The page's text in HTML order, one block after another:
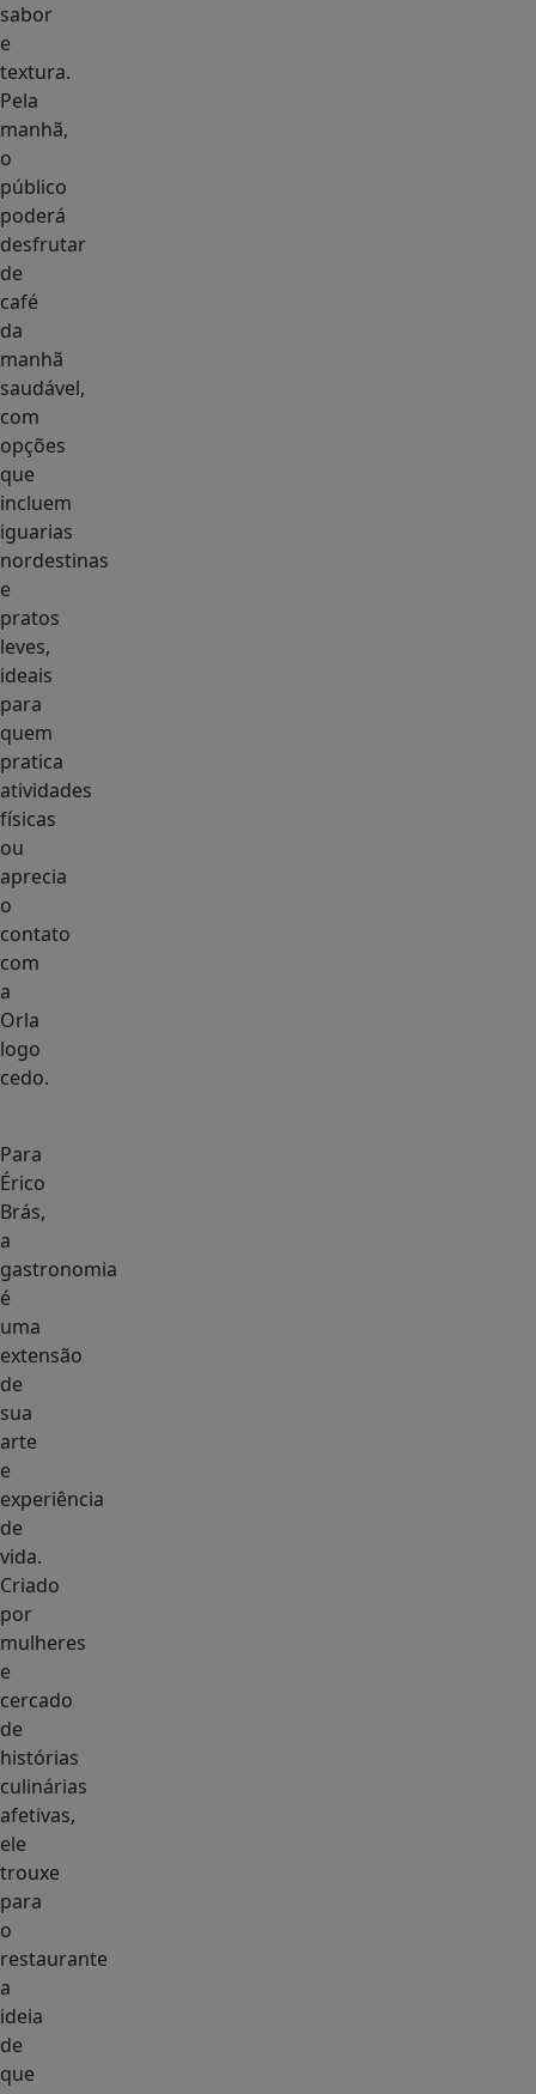
sabor
e
textura.
Pela
manhã,
o
público
poderá
desfrutar
de
café
da
manhã
saudável,
com
opções
que
incluem
iguarias
nordestinas
e
pratos
leves,
ideais
para
quem
pratica
atividades
físicas
ou
aprecia
o
contato
com
a
Orla
logo
cedo.
Para
Érico
Brás,
a
gastronomia
é
uma
extensão
de
sua
arte
e
experiência
de
vida.
Criado
por
mulheres
e
cercado
de
histórias
culinárias
afetivas,
ele
trouxe
para
o
restaurante
a
ideia
de
que